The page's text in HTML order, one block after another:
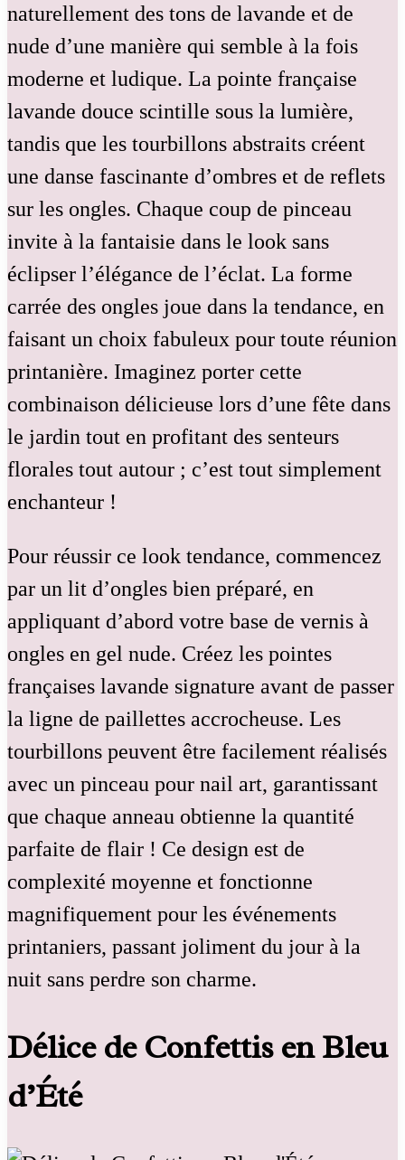
naturellement des tons de lavande et de
nude d’une manière qui semble à la fois
moderne et ludique. La pointe française
lavande douce scintille sous la lumière,
tandis que les tourbillons abstraits créent
une danse fascinante d’ombres et de reflets
sur les ongles. Chaque coup de pinceau
invite à la fantaisie dans le look sans
éclipser l’élégance de l’éclat. La forme
carrée des ongles joue dans la tendance, en
faisant un choix fabuleux pour toute réunion
printanière. Imaginez porter cette
combinaison délicieuse lors d’une fête dans
le jardin tout en profitant des senteurs
florales tout autour ; c’est tout simplement
enchanteur !
Pour réussir ce look tendance, commencez
par un lit d’ongles bien préparé, en
appliquant d’abord votre base de vernis à
ongles en gel nude. Créez les pointes
françaises lavande signature avant de passer
la ligne de paillettes accrocheuse. Les
tourbillons peuvent être facilement réalisés
avec un pinceau pour nail art, garantissant
que chaque anneau obtienne la quantité
parfaite de flair ! Ce design est de
complexité moyenne et fonctionne
magnifiquement pour les événements
printaniers, passant joliment du jour à la
nuit sans perdre son charme.
Délice de Confettis en Bleu
d’Été